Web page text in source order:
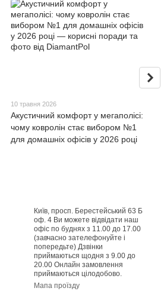
10 травня 2026
Акустичний комфорт у мегаполісі:
чому ковролін стає вибором №1
для домашніх офісів у 2026 році
Київ, просп. Берестейський 63 Б
оф. 4 Ви можете відвідати наш
офіс по буднях з 11.00 до 17.00
(завчасно зателефонуйте і
попередьте) Дзвінки
приймаються щодня з 9.00 до
20.00 Онлайн замовлення
приймаються цілодобово.
Мапа проїзду